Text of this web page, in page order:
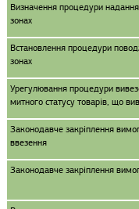
Визначення процедури
зонах
Встановлення процедури
зонах
Урегулювання процедури
митного статусу товарів, що
Законодавче закріплення
ввезення
Законодавче закріплення